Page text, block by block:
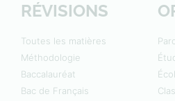
RÉVISIONS
Toutes les matières
Méthodologie
Baccalauréat
Bac de Français